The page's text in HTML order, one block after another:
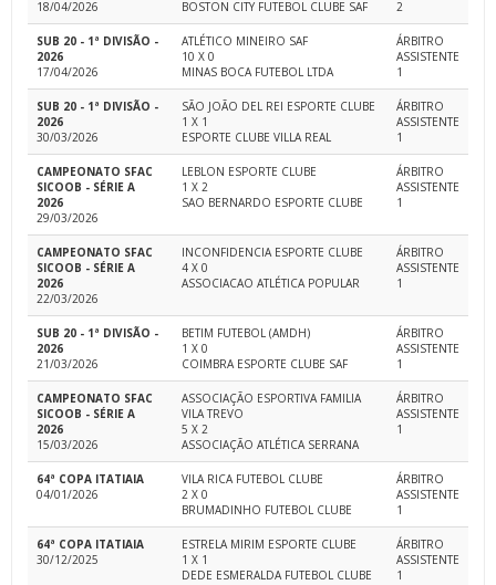
18/04/2026
BOSTON CITY FUTEBOL CLUBE SAF
2
SUB 20 - 1ª DIVISÃO -
2026
17/04/2026
ATLÉTICO MINEIRO SAF
10 X 0
MINAS BOCA FUTEBOL LTDA
ÁRBITRO
ASSISTENTE
1
SUB 20 - 1ª DIVISÃO -
2026
30/03/2026
SÃO JOÃO DEL REI ESPORTE CLUBE
1 X 1
ESPORTE CLUBE VILLA REAL
ÁRBITRO
ASSISTENTE
1
CAMPEONATO SFAC
SICOOB - SÉRIE A
2026
29/03/2026
LEBLON ESPORTE CLUBE
1 X 2
SAO BERNARDO ESPORTE CLUBE
ÁRBITRO
ASSISTENTE
1
CAMPEONATO SFAC
SICOOB - SÉRIE A
2026
22/03/2026
INCONFIDENCIA ESPORTE CLUBE
4 X 0
ASSOCIACAO ATLÉTICA POPULAR
ÁRBITRO
ASSISTENTE
1
SUB 20 - 1ª DIVISÃO -
2026
21/03/2026
BETIM FUTEBOL (AMDH)
1 X 0
COIMBRA ESPORTE CLUBE SAF
ÁRBITRO
ASSISTENTE
1
CAMPEONATO SFAC
SICOOB - SÉRIE A
2026
15/03/2026
ASSOCIAÇÃO ESPORTIVA FAMILIA
VILA TREVO
5 X 2
ASSOCIAÇÃO ATLÉTICA SERRANA
ÁRBITRO
ASSISTENTE
1
64ª COPA ITATIAIA
04/01/2026
VILA RICA FUTEBOL CLUBE
2 X 0
BRUMADINHO FUTEBOL CLUBE
ÁRBITRO
ASSISTENTE
1
64ª COPA ITATIAIA
30/12/2025
ESTRELA MIRIM ESPORTE CLUBE
1 X 1
DEDE ESMERALDA FUTEBOL CLUBE
ÁRBITRO
ASSISTENTE
1